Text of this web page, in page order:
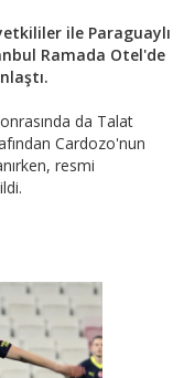
ile Paraguaylı
Ramada Otel'de
da Talat
Cardozo'nun
resmi